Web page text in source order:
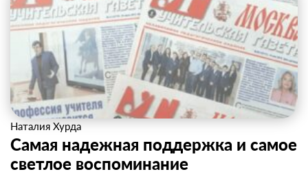
Наталия Хурда
Самая надежная поддержка и самое
светлое воспоминание